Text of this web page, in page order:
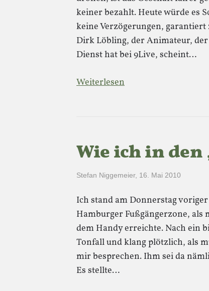
keiner bezahlt. Heute würde es
keine Verzögerungen,
Dirk Löbling, der Animateur,
Dienst hat bei 9Live, scheint…
Weiterlesen
Wie ich in den
Stefan Niggemeier, 16. Mai 2010
Ich stand am Donnerstag
Hamburger Fußgängerzone, als
dem Handy erreichte. Nach ein
Tonfall und klang plötzlich, als
mir besprechen. Ihm sei da
Es stellte…